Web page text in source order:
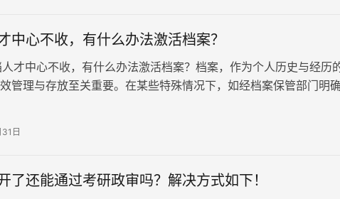
中心不收，有什么办法激活档案？
中心不收，有什么办法激活档案？档案，作为个人历史与经历
管理与存放至关重要。在某些特殊情况下，如经档案保管部门明
日
了还能通过考研政审吗？解决方式如下！